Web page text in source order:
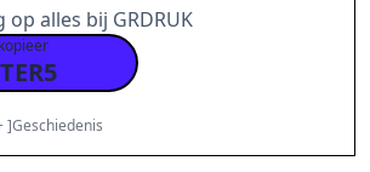
alles bij GRDRUK
]Geschiedenis